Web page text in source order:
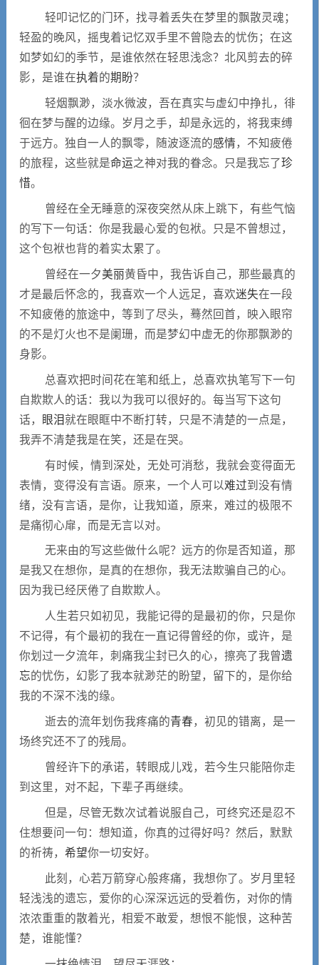
轻叩记忆的门环，找寻着丢失在梦里的飘散灵魂；
轻盈的晚风，摇曳着记忆双手里不曾隐去的忧伤；在这
如梦如幻的季节，是谁依然在轻思浅念？北风剪去的碎
影，是谁在执着的期盼？
轻烟飘渺，淡水微波，吾在真实与虚幻中挣扎，徘
徊在梦与醒的边缘。岁月之手，却是永远的，将我束缚
于远方。独自一人的飘零，随波逐流的感情，不知疲倦
的旅程，这些就是命运之神对我的眷念。只是我忘了珍
惜。
曾经在全无睡意的深夜突然从床上跳下，有些气恼
的写下一句话：你是我最心爱的包袱。只是不曾想过，
这个包袱也背的着实太累了。
曾经在一夕美丽黄昏中，我告诉自己，那些最真的
才是最后怀念的，我喜欢一个人远足，喜欢迷失在一段
不知疲倦的旅途中，等到了尽头，蓦然回首，映入眼帘
的不是灯火也不是阑珊，而是梦幻中虚无的你那飘渺的
身影。
总喜欢把时间花在笔和纸上，总喜欢执笔写下一句
自欺欺人的话：我以为我可以很好的。每当写下这句
话，
眼泪就在眼眶中不断打转，只是不清楚的一点是，
我弄不清楚我是在笑，还是在哭。
有时候，情到深处，无处可消愁，我就会变得面无
表情，变得没有言语。原来，一个人可以难过到没有情
绪，没有言语，是你，让我知道，原来，难过的极限不
是痛彻心扉，而是无言以对。
无来由的写这些做什么呢？远方的你是否知道，那
是我又在想你，是真的在想你，我无法欺骗自己的心。
因为我已经厌倦了自欺欺人。
人生若只如初见，我能记得的是最初的你，只是你
不记得，有个最初的我在一直记得曾经的你，或许，是
你划过一夕流年，刺痛我尘封已久的心，擦亮了我曾遗
忘的忧伤，幻影了我本就渺茫的盼望，留下的，是你给
我的不深不浅的缘。
逝去的流年划伤我疼痛的青春，初见的错离，是一
场终究还不了的残局。
曾经许下的承诺，转眼成儿戏，若今生只能陪你走
到这里，对不起，下辈子再继续。
但是，尽管无数次试着说服自己，可终究还是忍不
住想要问一句：想知道，你真的过得好吗？然后，默默
的祈祷， 希望你一切安好。
此刻，心若万箭穿心般疼痛，我想你了。岁月里轻
轻浅浅的遗忘，爱你的心深深远远的受着伤，对你的情
浓浓重重的散着光，相爱不敢爱，想恨不能恨，这种苦
楚，谁能懂？